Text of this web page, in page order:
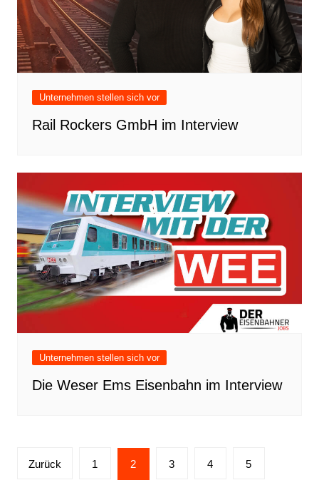
Unternehmen stellen sich vor
Rail Rockers GmbH im Interview
Unternehmen stellen sich vor
Die Weser Ems Eisenbahn im Interview
Seitennummerierung
Zurück 1 2 3 4 5